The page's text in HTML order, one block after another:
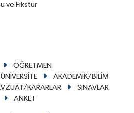
ve Fikstür
ÖĞRETMEN
ÜNİVERSİTE
AKADEMİK/BİLİM
KARARLAR
SINAVLAR
ANKET